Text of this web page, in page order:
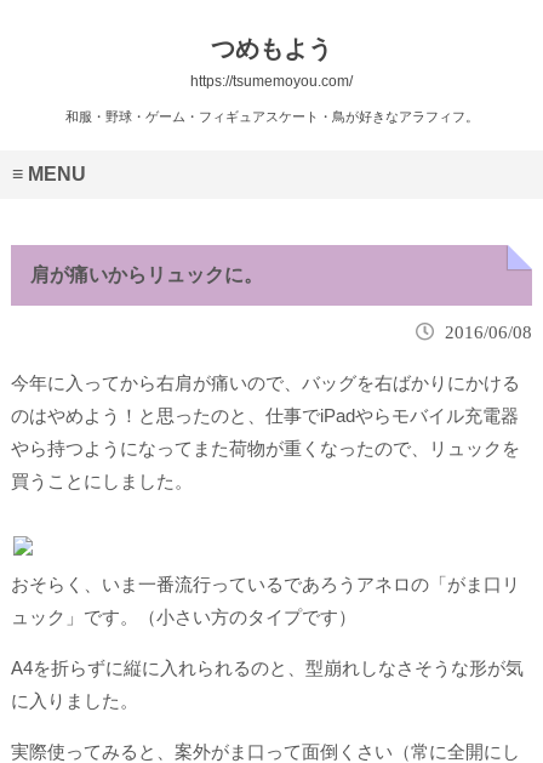
つめもよう
https://tsumemoyou.com/
和服・野球・ゲーム・フィギュアスケート・鳥が好きなアラフィフ。
MENU
肩が痛いからリュックに。
2016/06/08
今年に入ってから右肩が痛いので、バッグを右ばかりにかける
のはやめよう！と思ったのと、仕事でiPadやらモバイル充電器
やら持つようになってまた荷物が重くなったので、リュックを
買うことにしました。
おそらく、いま一番流行っているであろうアネロの「がま口リ
ュック」です。（小さい方のタイプです）
A4を折らずに縦に入れられるのと、型崩れしなさそうな形が気
に入りました。
実際使ってみると、案外がま口って面倒くさい（常に全開にし